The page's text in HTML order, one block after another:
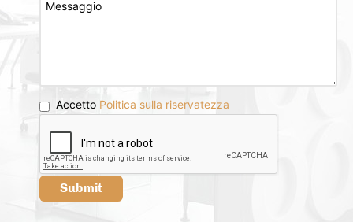
Accetto Politica sulla riservatezza
Submit